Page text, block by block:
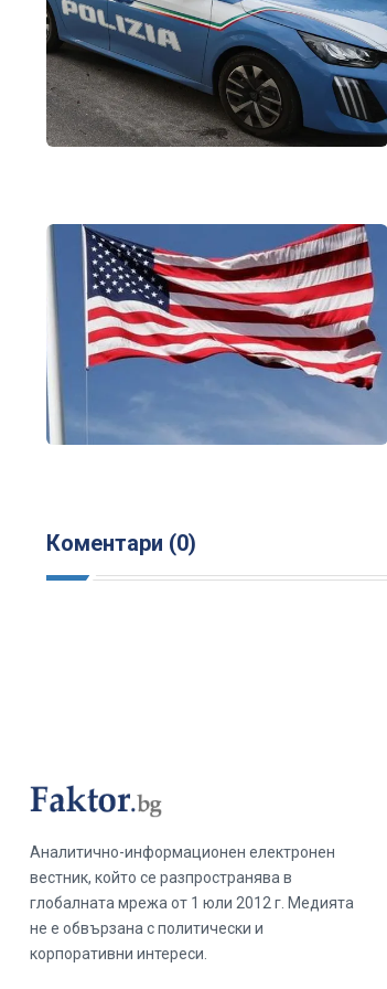
Коментари (0)
Аналитично-информационен електронен
вестник, който се разпространява в
глобалната мрежа от 1 юли 2012 г. Медията
не е обвързана с политически и
корпоративни интереси.